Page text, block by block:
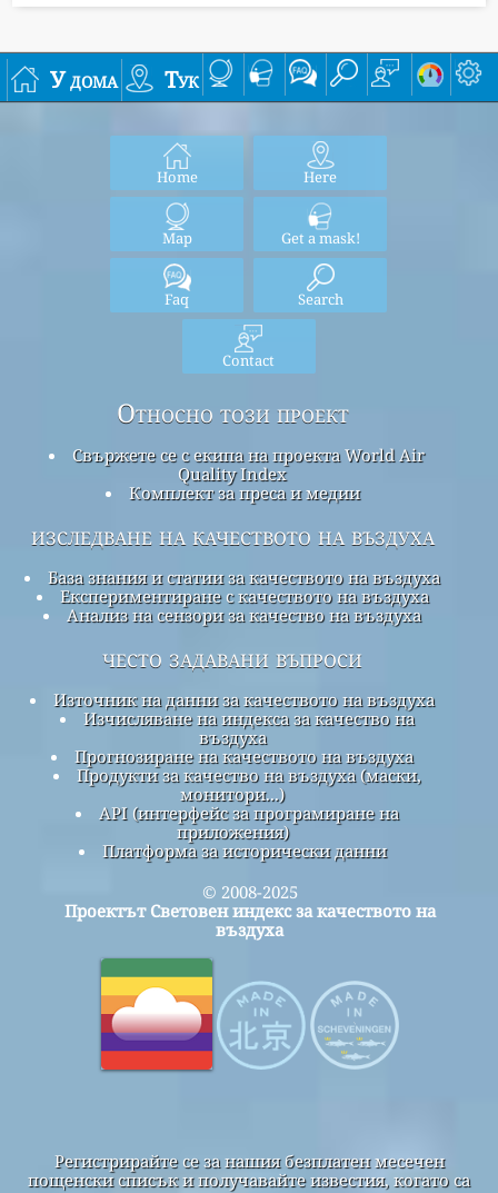
У дома Тук
Home Here
Map Get a mask!
Faq Search
Contact
Относно този проект
Свържете се с екипа на проекта World Air
Quality Index
Комплект за преса и медии
изследване на качеството на въздуха
База знания и статии за качеството на въздуха
Експериментиране с качеството на въздуха
Анализ на сензори за качество на въздуха
често задавани въпроси
Източник на данни за качеството на въздуха
Изчисляване на индекса за качество на
въздуха
Прогнозиране на качеството на въздуха
Продукти за качество на въздуха (маски,
монитори...)
API (интерфейс за програмиране на
приложения)
Платформа за исторически данни
© 2008-2025
Проектът Световен индекс за качеството на
въздуха
Регистрирайте се за нашия безплатен месечен
пощенски списък и получавайте известия, когато са